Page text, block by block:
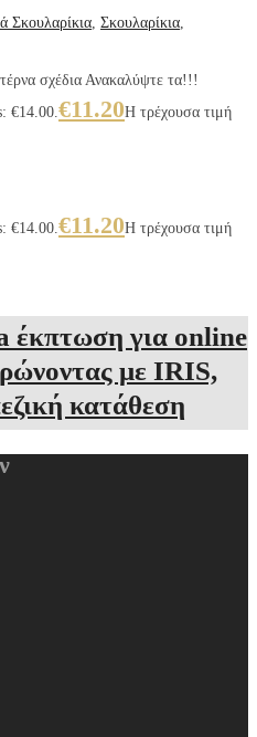
Σκουλαρίκια, Σκουλαρίκια,
σχέδια Ανακαλύψτε τα!!!
€14.00.€11.20Η τρέχουσα τιμή
€14.00.€11.20Η τρέχουσα τιμή
έκπτωση για online
με IRIS,
κατάθεση